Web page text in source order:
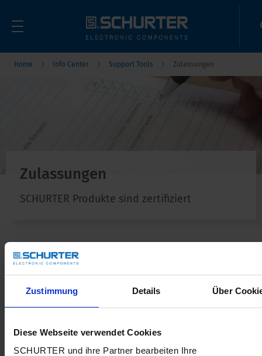
Zustimmung Details Über
Diese Webseite verwendet Cookies
SCHURTER und ihre Partner bearbeiten Ihre
Home Info Center Support Tools Zulassungen
Zulassungen
SCHURTER Produkte sind zertifiziert